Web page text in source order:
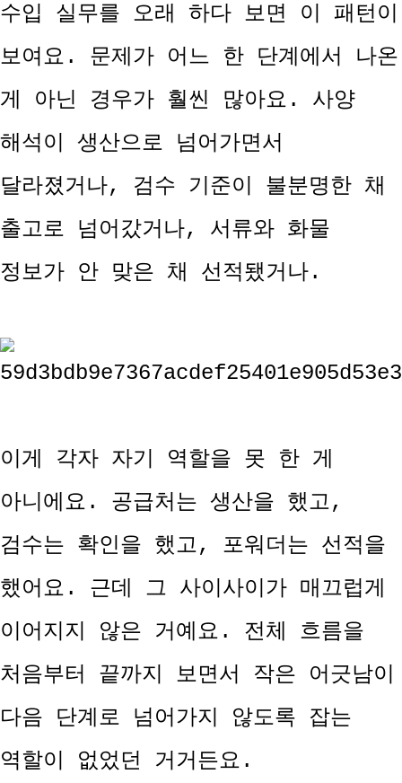
수입 실무를 오래 하다 보면 이 패턴이
보여요. 문제가 어느 한 단계에서 나온
게 아닌 경우가 훨씬 많아요. 사양
해석이 생산으로 넘어가면서
달라졌거나, 검수 기준이 불분명한 채
출고로 넘어갔거나, 서류와 화물
정보가 안 맞은 채 선적됐거나.
이게 각자 자기 역할을 못 한 게
아니에요. 공급처는 생산을 했고,
검수는 확인을 했고, 포워더는 선적을
했어요. 근데 그 사이사이가 매끄럽게
이어지지 않은 거예요. 전체 흐름을
처음부터 끝까지 보면서 작은 어긋남이
다음 단계로 넘어가지 않도록 잡는
역할이 없었던 거거든요.